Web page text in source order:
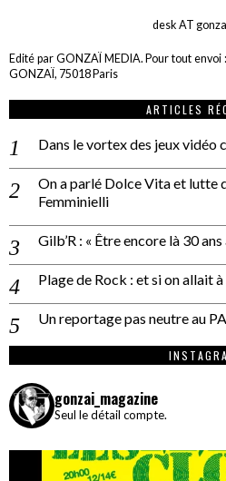
desk AT
Edité par GONZAÏ MEDIA. Pour tout
GONZAÏ, 75018 Paris
ARTICLES
Dans le vortex des jeux vidéo
On a parlé Dolce Vita et lutte
Femminielli
Gilb’R : « Être encore là 30
Plage de Rock : et si on allait à
Un reportage pas neutre au
gonzai_magazine
Seul le détail compte.